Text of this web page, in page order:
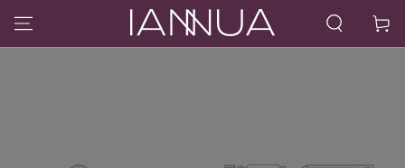
IR AL CONTENIDO Carrito